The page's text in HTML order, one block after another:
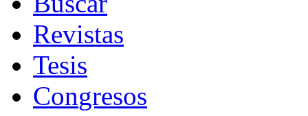
Revistas
Tesis
Congresos